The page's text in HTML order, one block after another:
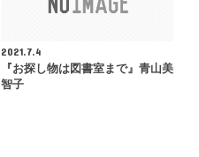
2021.7.4
『お探し物は図書室まで』青山美
智子